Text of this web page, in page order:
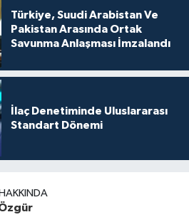
Türkiye, Suudi Arabistan Ve
Pakistan Arasında Ortak
Savunma Anlaşması İmzalandı
İlaç Denetiminde Uluslararası
Standart Dönemi